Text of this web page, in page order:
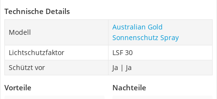
Technische Details
Modell
Australian Gold
Sonnenschutz Spray
Lichtschutzfaktor
LSF 30
Schützt vor
Ja | Ja
Vorteile Nachteile